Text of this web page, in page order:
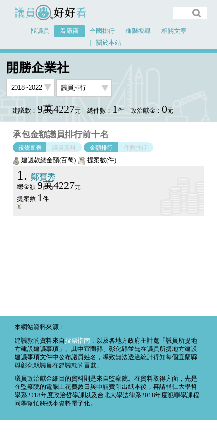
議員好好看
找議員 看廠商 全國排行 進階搜尋
相關文章
關於本站
開勝企業社
建議款： 9萬4227元 總件數： 1件 政治獻金： 0元
承包金額議員排行前十名
視覺圖表 議員資料 金額排行 件數排行
建議款總金額(百萬) 提案數(件)
1 鄭寶秀
總金額 9萬4227元
提案數 1件
本網站資料來源：
建議款的資料來自投票指南 ，以及各地方政府主計處「議員所提地
方建設建議事項」。其中宜蘭縣、彰化縣並無在議員所提地方建設
建議事項文件中公布議員姓名，導致無法透過統計得知每個宜蘭縣
與彰化縣議員在建議款的貢獻。
議員政治獻金細目的資料則是來自監察院。在資料取得方面，先是
在監察院的電腦上花費數日與申請費印出紙本後，再請輔仁大學哲
學系2018年度政治哲學課以及台北大學法律系2018年度犯罪學課程
同學幫忙將紙本資料電子化。